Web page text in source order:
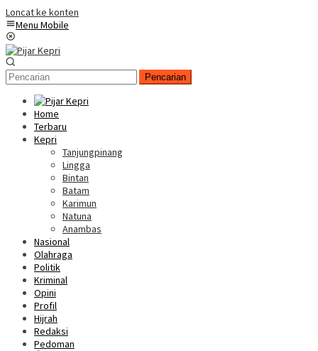
Loncat ke konten
Menu Mobile
Pencarian
Home
Terbaru
Kepri
Tanjungpinang
Lingga
Bintan
Batam
Karimun
Natuna
Anambas
Nasional
Olahraga
Politik
Kriminal
Opini
Profil
Hijrah
Redaksi
Pedoman